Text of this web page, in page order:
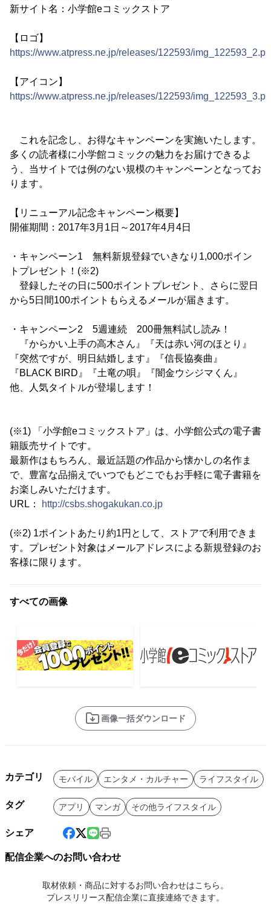
新サイト名：小学館eコミックストア
【ロゴ】
https://www.atpress.ne.jp/releases/122593/
【アイコン】
https://www.atpress.ne.jp/releases/122593/
これを記念し、お得なキャンペーンを実施いたします。
多くの読者様に小学館コミックの魅力をお届けできるよ
う、当サイトでは例のない規模のキャンペーンとなってお
ります。
【リニューアル記念キャンペーン概要】
開催期間：2017年3月1日～2017年4月4日
・キャンペーン1 無料新規登録でいきなり1,000ポイン
トプレゼント！(※2)
登録したその日に500ポイントプレゼント、さらに翌日
から5日間100ポイントもらえるメールが届きます。
・キャンペーン2 5週連続 200冊無料試し読み！
『からかい上手の高木さん』『天は赤い河のほとり』
『突然ですが、明日結婚します』『信長協奏曲』
『BLACK BIRD』『土竜の唄』『闇金ウシジマくん』
他、人気タイトルが登場します！
(※1) 「小学館eコミックストア」は、小学館公式の電子書
籍販売サイトです。
最新作はもちろん、最近話題の作品から懐かしの名作ま
で、豊富な品揃えでいつでもどこでもお手軽に電子書籍を
お楽しみいただけます。
URL：
http://csbs.shogakukan.co.jp
(※2) 1ポイントあたり約1円として、ストアで利用できま
す。プレゼント対象はメールアドレスによる新規登録のお
客様に限ります。
すべての画像
画像一括ダウンロード
カテゴリ モバイル エンタメ・カルチャー ライフスタイル
タグ アプリ マンガ その他ライフスタイル
シェア
配信企業へのお問い合わせ
取材依頼・商品に対するお問い合わせはこちら。
プレスリリース配信企業に直接連絡できます。